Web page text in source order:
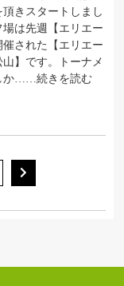
きスタートしまし
は先週【エリエー
された【エリエー
】です。トーナメ
か……続きを読む